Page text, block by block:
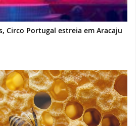
Circo Portugal estreia em Aracaju